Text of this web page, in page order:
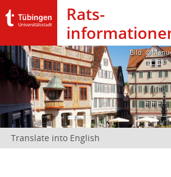
Rats­
Bild:
Translate into English